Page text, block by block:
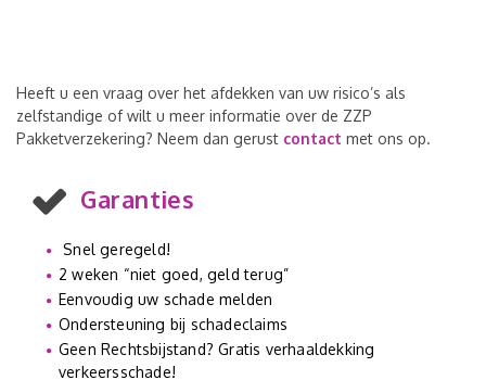
Heeft u een vraag over het afdekken van uw risico’s als
zelfstandige of wilt u meer informatie over de ZZP
Pakketverzekering? Neem dan gerust contact met ons op.
Garanties
Snel geregeld!
2 weken “niet goed, geld terug”
Eenvoudig uw schade melden
Ondersteuning bij schadeclaims
Geen Rechtsbijstand? Gratis verhaaldekking
verkeersschade!